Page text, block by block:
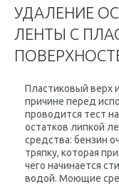
УДАЛЕНИЕ
ЛЕНТЫ С
Пластиковый верх
причине перед
проводится тест
остатков липкой
средства: бензин
тряпку, которая
чего начинается
водой. Моющие